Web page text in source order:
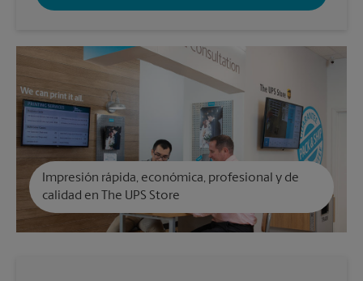
Impresión rápida, económica, profesional y de
calidad en The UPS Store